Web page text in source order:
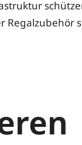
Regalzubehör